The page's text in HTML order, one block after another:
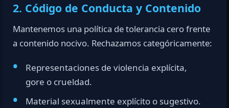
2. Código de Conducta y Contenido
Mantenemos una política de tolerancia cero frente
a contenido nocivo. Rechazamos categóricamente:
Representaciones de violencia explícita,
gore o crueldad.
Material sexualmente explícito o sugestivo.